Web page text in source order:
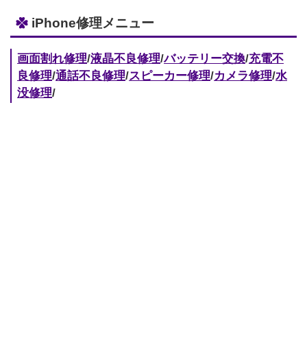
iPhone修理メニュー
画面割れ修理/液晶不良修理/バッテリー交換/充電不
良修理/通話不良修理/スピーカー修理/カメラ修理/水
没修理/